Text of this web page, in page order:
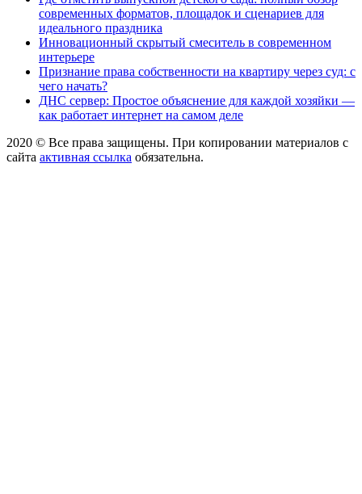
современных форматов, площадок и сценариев для
идеального праздника
Инновационный скрытый смеситель в современном
интерьере
Признание права собственности на квартиру через суд: с
чего начать?
ДНС сервер: Простое объяснение для каждой хозяйки —
как работает интернет на самом деле
2020 © Все права защищены. При копировании материалов с
сайта активная ссылка обязательна.